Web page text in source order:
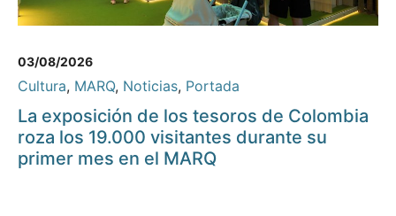
03/08/2026
Cultura, MARQ, Noticias, Portada
La exposición de los tesoros de Colombia
roza los 19.000 visitantes durante su
primer mes en el MARQ